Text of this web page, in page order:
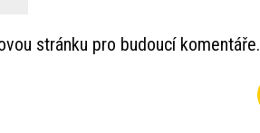
stránku pro budoucí komentáře.